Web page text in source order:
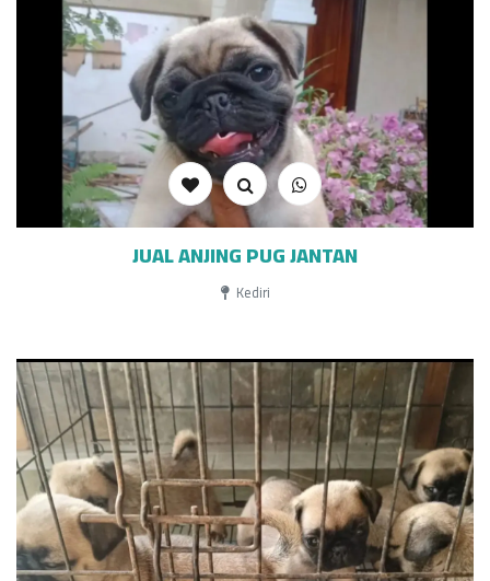
JUAL ANJING PUG JANTAN
Kediri